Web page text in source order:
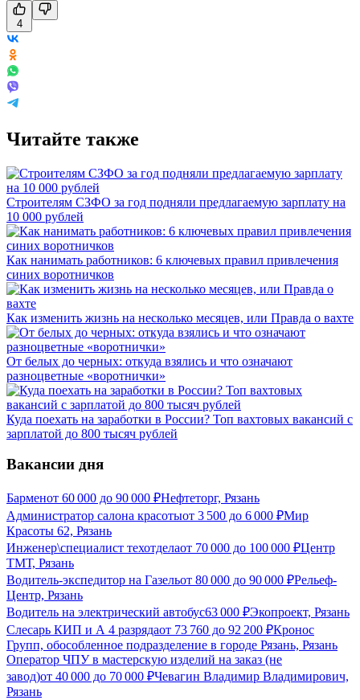
4
Читайте также
Строителям СЗФО за год подняли предлагаемую зарплату на
10 000 рублей
Как нанимать работников: 6 ключевых правил привлечения
синих воротничков
Как изменить жизнь на несколько месяцев, или Правда о вахте
От белых до черных: откуда взялись и что означают
разноцветные «воротнички»
Куда поехать на заработки в России? Топ вахтовых вакансий с
зарплатой до 800 тысяч рублей
Вакансии дня
Барменот 60 000 до 90 000 ₽Нефтеторг, Рязань
Администратор салона красотыот 3 500 до 6 000 ₽Мир
Красоты 62, Рязань
Инженер\специалист техотделаот 70 000 до 100 000 ₽Центр
ТМТ, Рязань
Водитель-экспедитор на Газельот 80 000 до 90 000 ₽Рельеф-
Центр, Рязань
Водитель на электрический автобус63 000 ₽Экопроект, Рязань
Слесарь КИП и А 4 разрядаот 73 760 до 92 200 ₽Кронос
Групп, обособленное подразделение в городе Рязань, Рязань
Оператор ЧПУ в мастерскую изделий на заказ (не
завод)от 40 000 до 70 000 ₽Чевагин Владимир Владимирович,
Рязань